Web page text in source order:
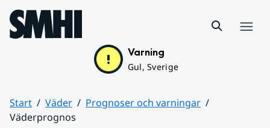
Hoppa till sidans innehåll
Varning
Gul, Sverige
Start Väder
Prognoser och varningar
Väderprognos